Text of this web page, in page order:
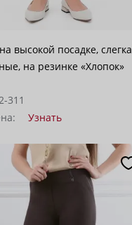
высокой посадке, слегка
на резинке «Хлопок»
311
Узнать